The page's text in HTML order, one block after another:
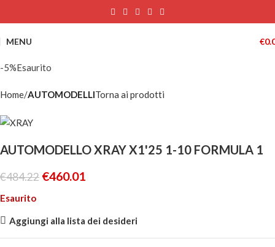
MENU €
-5%Esaurito
Home AUTOMODELLITorna ai prodotti
AUTOMODELLO XRAY X1'25 1-10 FORMULA 1
€484.22 €460.01
Esaurito
Aggiungi alla lista dei desideri